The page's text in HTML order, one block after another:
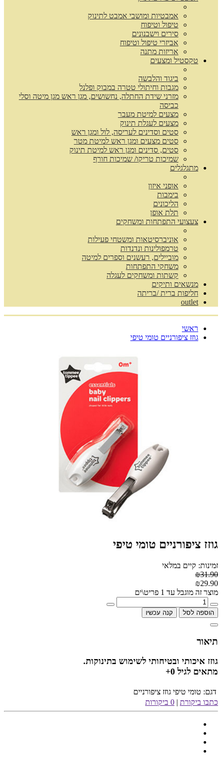
אמבטיות ומושבי אמבט לתינוק
טיפול וטיפוח
סירים וישבנונים
אביזרי טיפול וטיפוח
אריזות מתנה
טקסטיל ומצעים
ביגוד והלבשה
מגבות וחיתולי טטרה במבוק ופלנל
מזרני שידת החתלה, נחשושים, מגן ראש מגן מיטה וסלי
כביסה
מצעים למיטת מעבר
מצעים לעגלת תינוק
סטים וסדינים לעריסה, לול ומגן ראש
סטים מצעים ומגן ראש למיטת מטר
סטים, סדינים ומגן ראש למיטת תינוק
שמיכות טריקו/ שמיכות חורף
מתגלגלים
אופני איזון
בימבות
הליכונים
תלת אופן
צעצועי התפתחות ומשחקים
אוניברסיטאות ומשטחי פעילות
טרמפולינות ונדנדות
מוביילים, רעשנים וספרים למיטה
משחקי התפתחות
קשתות ומשחקים לעגלה
מנשאים ותיקים
חליפות ברית /בריתה
outlet
ראשי
גוזז ציפורניים טומי טיפי
גוזז ציפורניים טומי טיפי
זמינות: קיים במלאי
₪31.90
₪29.90
מוצר זה מוגבל עד 1 פריט\ים
הוספה לסל קנה עכשיו
תיאור
גוזז איכותי ובטיחותי לשימוש בתינוקות.
מתאים לגיל 0+
דגם: טומי טיפי גוזז ציפורניים
כתבו ביקורת | 0 ביקורות